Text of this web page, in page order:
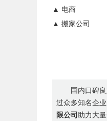
▲ 电商
▲ 搬家公司
国内口碑
过众多知名企
限公司助力大